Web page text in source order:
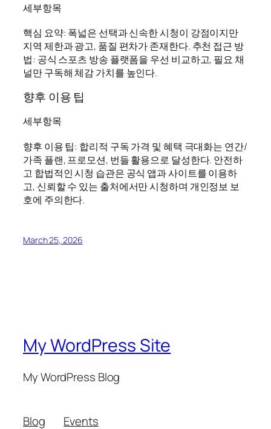
세부항목
핵심 요약: 폭넓은 선택과 신속한 시청이 강점이지만
지역 제한과 광고, 품질 편차가 존재한다. 추천 접근 방
법: 공식 스포츠 방송 플랫폼을 우선 비교하고, 필요 채
널만 구독해 체감 가치를 높인다.
향후 이용 팁
세부항목
향후 이용 팁: 합리적 구독 가격 및 혜택 극대화는 연간/
가족 플랜, 프로모션, 번들 활용으로 달성한다. 안전하
고 합법적인 시청 습관은 공식 앱과 사이트를 이용하
고, 신뢰할 수 있는 출처에서만 시청하며 개인정보 보
호에 주의한다.
March 25, 2026
My WordPress Site
My WordPress Blog
Blog
Events